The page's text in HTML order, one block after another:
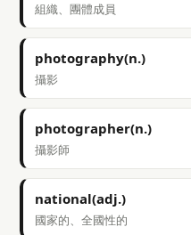
組織、團體成員
photography(n.)
攝影
photographer(n.)
攝影師
national(adj.)
國家的、全國性的